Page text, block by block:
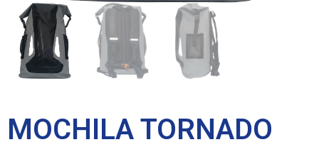
MOCHILA TORNADO